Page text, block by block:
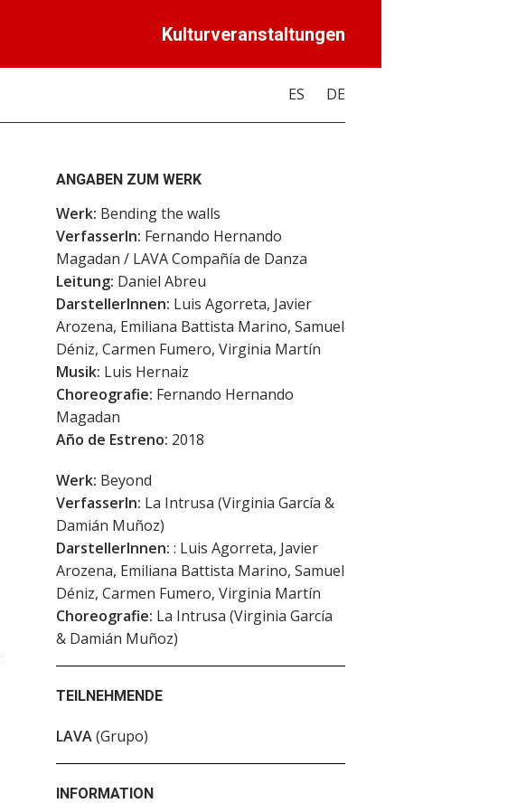
Kulturveranstaltungen
ES DE
ANGABEN ZUM WERK
Werk: Bending the walls
VerfasserIn: Fernando Hernando
Magadan / LAVA Compañía de Danza
Leitung: Daniel Abreu
DarstellerInnen: Luis Agorreta, Javier
Arozena, Emiliana Battista Marino, Samuel
Déniz, Carmen Fumero, Virginia Martín
Musik: Luis Hernaiz
Choreografie: Fernando Hernando
Magadan
Año de Estreno: 2018
Werk: Beyond
VerfasserIn: La Intrusa (Virginia García &
Damián Muñoz)
DarstellerInnen: : Luis Agorreta, Javier
Arozena, Emiliana Battista Marino, Samuel
Déniz, Carmen Fumero, Virginia Martín
Choreografie: La Intrusa (Virginia García
& Damián Muñoz)
TEILNEHMENDE
LAVA(Grupo)
INFORMATION